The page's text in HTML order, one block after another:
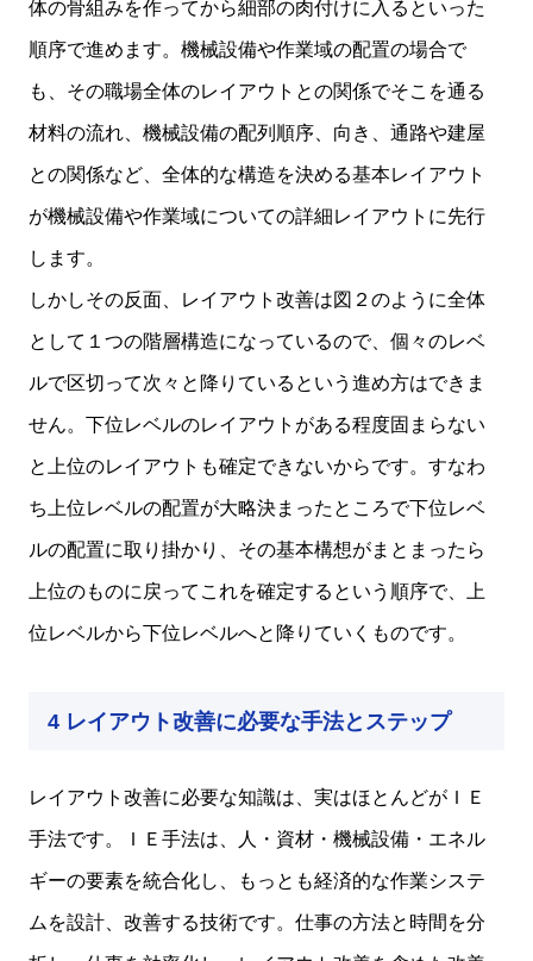
体の骨組みを作ってから細部の肉付けに入るといった
順序で進めます。機械設備や作業域の配置の場合で
も、その職場全体のレイアウトとの関係でそこを通る
材料の流れ、機械設備の配列順序、向き、通路や建屋
との関係など、全体的な構造を決める基本レイアウト
が機械設備や作業域についての詳細レイアウトに先行
します。
しかしその反面、レイアウト改善は図２のように全体
として１つの階層構造になっているので、個々のレベ
ルで区切って次々と降りているという進め方はできま
せん。下位レベルのレイアウトがある程度固まらない
と上位のレイアウトも確定できないからです。すなわ
ち上位レベルの配置が大略決まったところで下位レベ
ルの配置に取り掛かり、その基本構想がまとまったら
上位のものに戻ってこれを確定するという順序で、上
位レベルから下位レベルへと降りていくものです。
4 レイアウト改善に必要な手法とステップ
レイアウト改善に必要な知識は、実はほとんどがＩＥ
手法です。ＩＥ手法は、人・資材・機械設備・エネル
ギーの要素を統合化し、もっとも経済的な作業システ
ムを設計、改善する技術です。仕事の方法と時間を分